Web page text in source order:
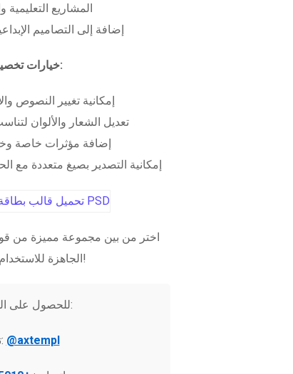
المشاريع التعليمية
إضافة إلى التصاميم
خيارات تخصيص مرنة:
إمكانية تغيير النصوص
تعديل الشعار والألوان
إضافة مؤثرات خاصة
إمكانية التصدير بصيغ متعددة مع
اختر من بين مجموعة مميزة من
الجاهزة للاستخدام الفوري!
للحصول على الدعم الفني:
تيليجرام: @axtempl